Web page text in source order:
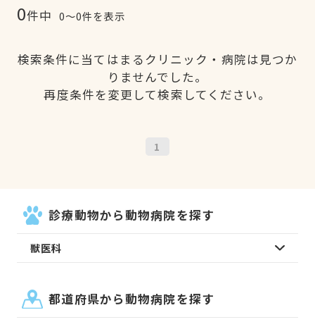
0件中 0〜0件を表示
検索条件に当てはまるクリニック・病院は見つか
りませんでした。
再度条件を変更して検索してください。
1
診療動物から動物病院を探す
獣医科
都道府県から動物病院を探す